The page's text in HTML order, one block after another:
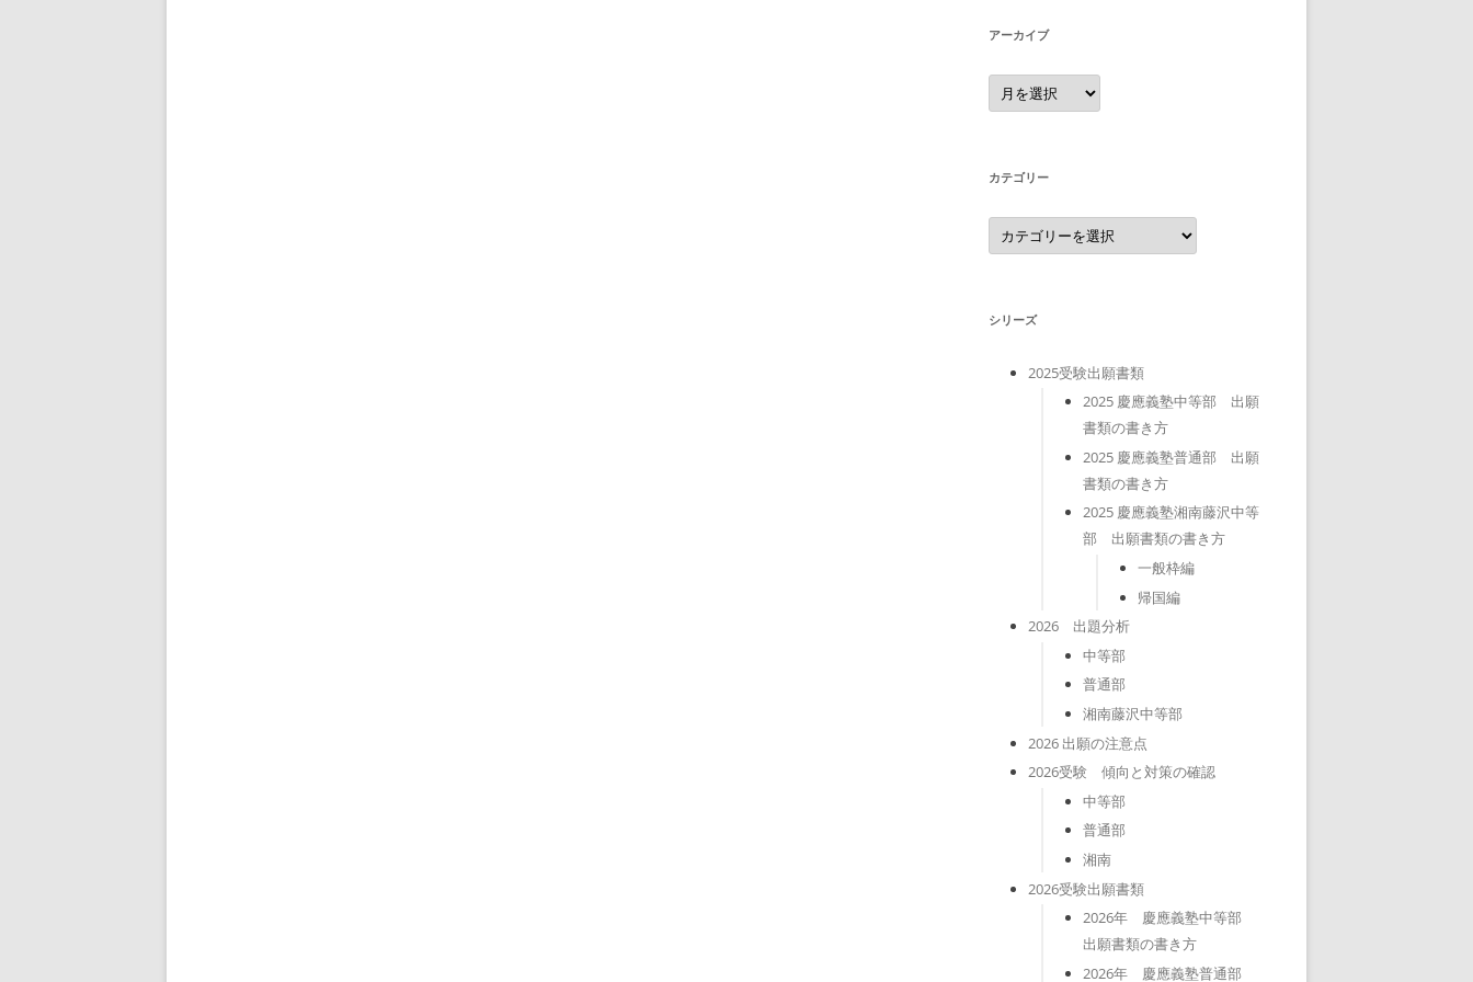
アーカイブ
ア
ー
カ
カテゴリー
カ
テ
ゴ
シリーズ
2025受験出願書類
2025 慶應義塾中等部 出願
書類の書き方
2025 慶應義塾普通部 出願
書類の書き方
2025 慶應義塾湘南藤沢中等
部 出願書類の書き方
一般枠編
帰国編
2026 出題分析
中等部
普通部
湘南藤沢中等部
2026 出願の注意点
2026受験 傾向と対策の確認
中等部
普通部
湘南
2026受験出願書類
2026年 慶應義塾中等部
出願書類の書き方
2026年 慶應義塾普通部